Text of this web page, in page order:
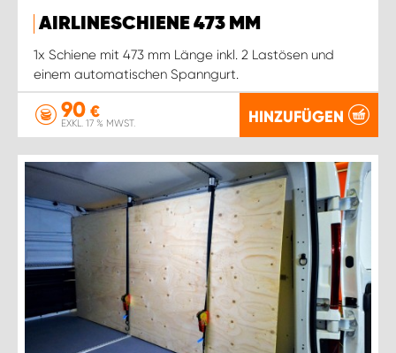
AIRLINESCHIENE 473 MM
1x Schiene mit 473 mm Länge inkl. 2 Lastösen und
einem automatischen Spanngurt.
90 €
EXKL. 17 % MWST. HINZUFÜGEN